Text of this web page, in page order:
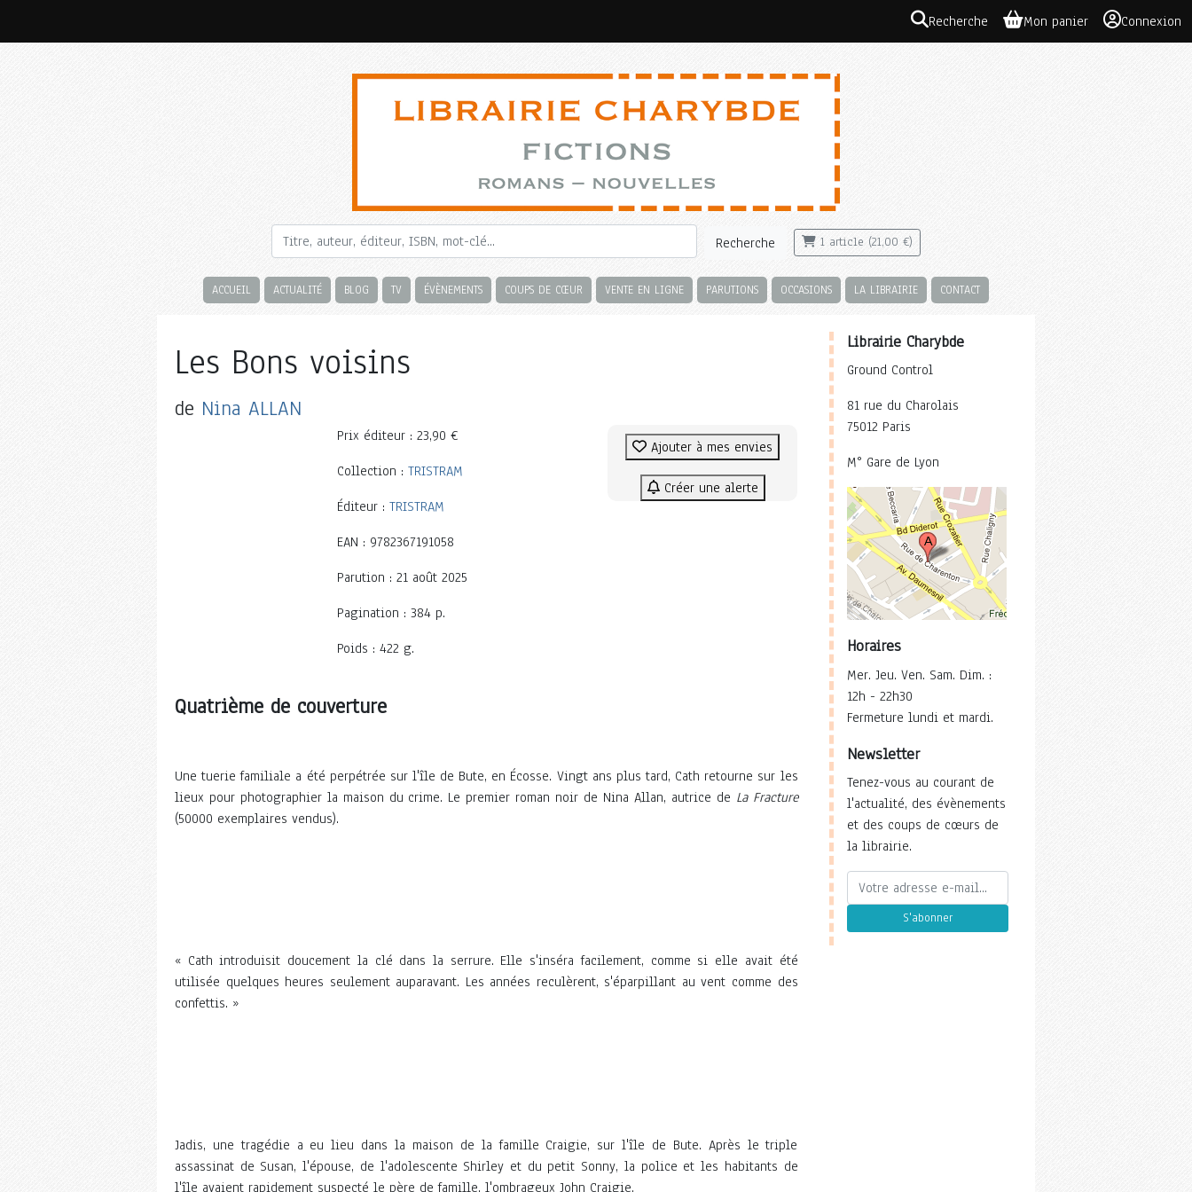
Recherche Mon panier Connexion
Recherche 1 article (21,00 €)
ACCUEIL ACTUALITÉ BLOG TV ÉVÈNEMENTS COUPS DE CŒUR VENTE EN LIGNE PARUTIONS OCCASIONS LA LIBRAIRIE CONTACT
Les Bons voisins
de Nina ALLAN
Prix éditeur : 23,90 €
Collection :TRISTRAM
Éditeur :TRISTRAM
EAN : 9782367191058
Parution : 21 août 2025
Pagination : 384 p.
Poids : 422 g.
Ajouter à mes envies
Créer une alerte
Quatrième de couverture
Une tuerie familiale a été perpétrée sur l'île de Bute, en Écosse. Vingt ans plus tard, Cath retourne sur les
lieux pour photographier la maison du crime. Le premier roman noir de Nina Allan, autrice de La Fracture
(50000 exemplaires vendus).
« Cath introduisit doucement la clé dans la serrure. Elle s'inséra facilement, comme si elle avait été
utilisée quelques heures seulement auparavant. Les années reculèrent, s'éparpillant au vent comme des
confettis. »
Jadis, une tragédie a eu lieu dans la maison de la famille Craigie, sur l'île de Bute. Après le triple
assassinat de Susan, l'épouse, de l'adolescente Shirley et du petit Sonny, la police et les habitants de
l'île avaient rapidement suspecté le père de famille, l'ombrageux John Craigie.
Librairie Charybde
Ground Control
81 rue du Charolais
75012 Paris
M° Gare de Lyon
Horaires
Mer. Jeu. Ven. Sam. Dim. :
12h - 22h30
Fermeture lundi et mardi.
Newsletter
Tenez-vous au courant de
l'actualité, des évènements
et des coups de cœurs de
la librairie.
S'abonner